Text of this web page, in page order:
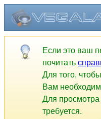
Если это ваш
почитать
Для того,
Вам
Для
требуется.